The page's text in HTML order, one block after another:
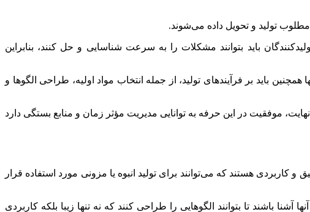
مطلوب تولید و تحویل داده می‌شوند.
باید بتوانند مشکلات را به سرعت شناسایی و حل کنند، بنابراین
همچنین باید بر فرآیندهای تولید، از جمله انتخاب مواد اولیه، طراحی الگوها و
موفقیت در این حرفه به توانایی مدیریت مؤثر زمان و منابع بستگی دارد
کاربردی هستند که می‌توانند برای تولید انبوه یا مزونی مورد استفاده قرار
باشند تا بتوانند الگوهایی را طراحی کنند که نه تنها زیبا بلکه کاربردی